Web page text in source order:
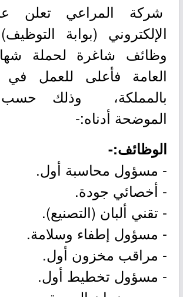
شركة المراعي تعلن
الإلكتروني (بوابة
وظائف شاغرة لحملة
العامة فأعلى للعمل
بالمملكة، وذلك حسب
الموضحة أدناه:-
الوظائف:-
- مسؤول محاسبة أول.
- أخصائي جودة.
- تقني ألبان (التصنيع).
- مسؤول إطفاء وسلامة.
- مراقب مخزون أول.
- مسؤول تخطيط أول.